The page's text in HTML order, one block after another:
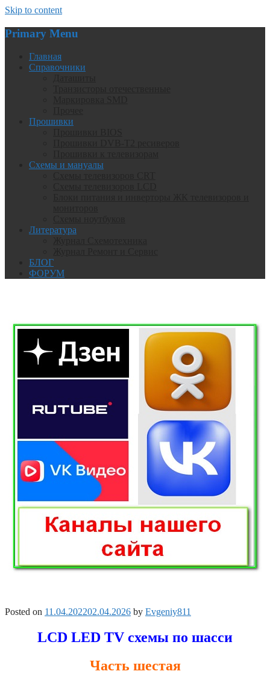
Skip to content
Primary Menu
Главная
Справочники
Прошивки
Схемы и мануалы
Литература
БЛОГ
ФОРУМ
Posted on 11.04.202202.04.2026 by Evgeniy811
LCD LED TV схемы по шасси
Часть шестая